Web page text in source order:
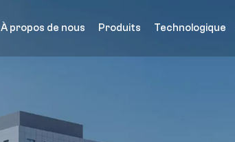
À propos de nous Produits Technologique